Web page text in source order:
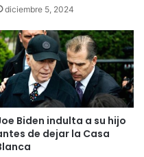
diciembre 5, 2024
Biden indulta a su hijo
de dejar la Casa